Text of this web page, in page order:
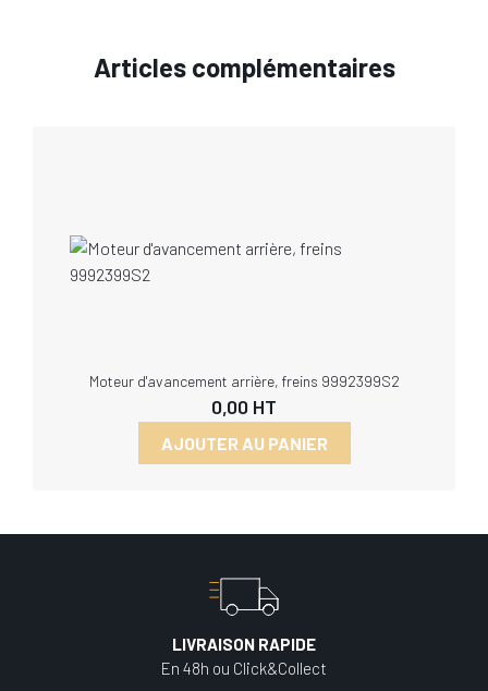
Articles complémentaires
Moteur d'avancement arrière, freins 9992399S2
0,00 HT
AJOUTER AU PANIER
LIVRAISON RAPIDE
En 48h ou Click&Collect